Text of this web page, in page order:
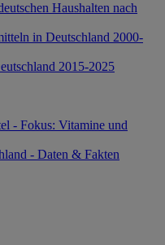
Haushalten nach
in Deutschland 2000-
2015-2025
- Fokus: Vitamine und
- Daten & Fakten